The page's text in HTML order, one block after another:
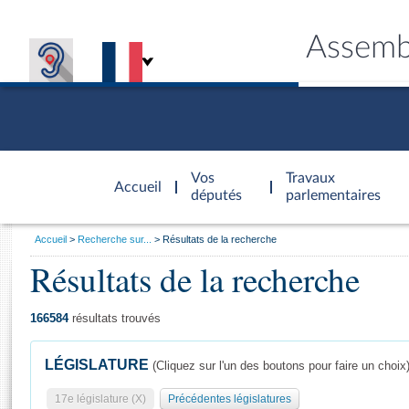
Accueil
d'accueil
Vos
députés
Travaux
parlementaires
Général
Vous
Accueil Recherche sur... Résultats de la recherche
Résultats de la recherche
166584résultats trouvés
LÉGISLATURE (Cliquez sur l'un des boutons pour faire un choix)
17e législature (X) Précédentes législatures